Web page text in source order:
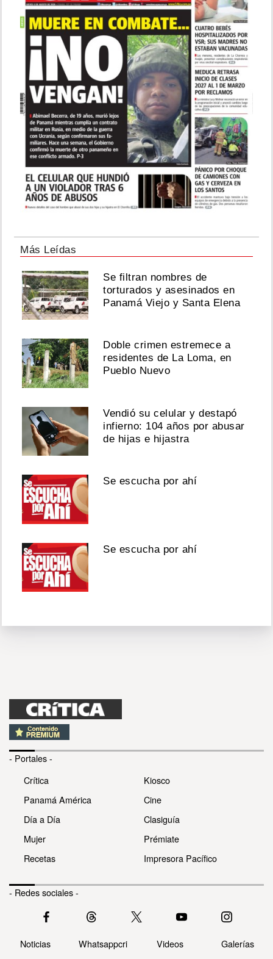
Más Leídas
Se filtran nombres de
torturados y asesinados en
Panamá Viejo y Santa Elena
Doble crimen estremece a
residentes de La Loma, en
Pueblo Nuevo
Vendió su celular y destapó
infierno: 104 años por abusar
de hijas e hijastra
Se escucha por ahí
Se escucha por ahí
- Portales -
Crítica
Panamá América
Día a Día
Mujer
Recetas
Kiosco
Cine
Clasiguía
Prémiate
Impresora Pacífico
- Redes sociales -
Noticias Whatsappcri Videos Galerías